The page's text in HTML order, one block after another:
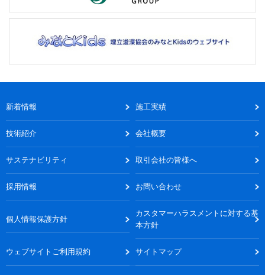
新着情報 施工実績
技術紹介 会社概要
サステナビリティ 取引会社の皆様へ
採用情報 お問い合わせ
個人情報保護方針
カスタマーハラスメントに対する基
本方針
ウェブサイトご利用規約 サイトマップ